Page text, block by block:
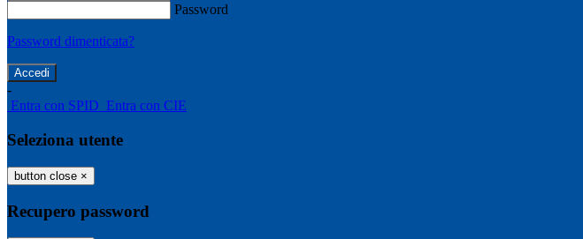
Password
Password dimenticata?
-
Entra con SPID Entra con CIE
Seleziona utente
button close ×
Recupero password